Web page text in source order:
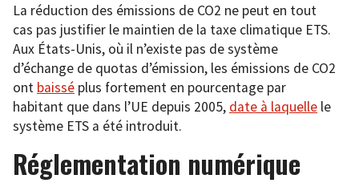
La réduction des émissions de CO2 ne peut en tout
cas pas justifier le maintien de la taxe climatique ETS.
Aux États-Unis, où il n’existe pas de système
d’échange de quotas d’émission, les émissions de CO2
ont baissé plus fortement en pourcentage par
habitant que dans l’UE depuis 2005, date à laquelle le
système ETS a été introduit.
Réglementation numérique